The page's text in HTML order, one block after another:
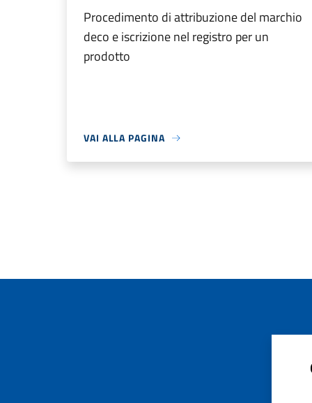
Procedimento di attribuzione del marchio
deco e iscrizione nel registro per un
prodotto
VAI ALLA PAGINA